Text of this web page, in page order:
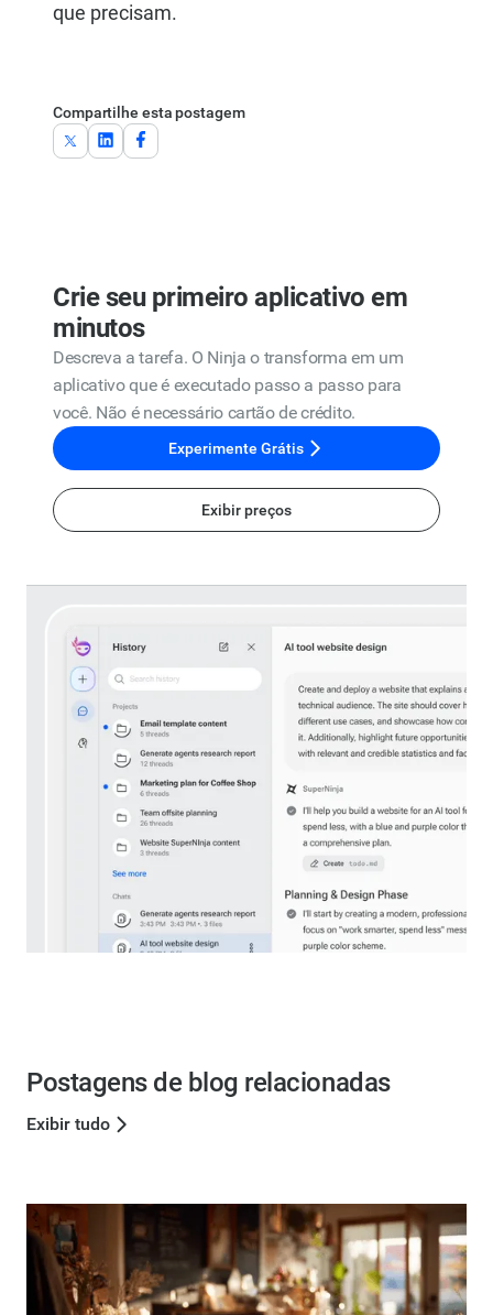
que precisam.
Compartilhe esta postagem
Crie seu primeiro aplicativo em
minutos
Descreva a tarefa. O Ninja o transforma em um
aplicativo que é executado passo a passo para
você. Não é necessário cartão de crédito.
Experimente Grátis
Exibir preços
Postagens de blog relacionadas
Exibir tudo